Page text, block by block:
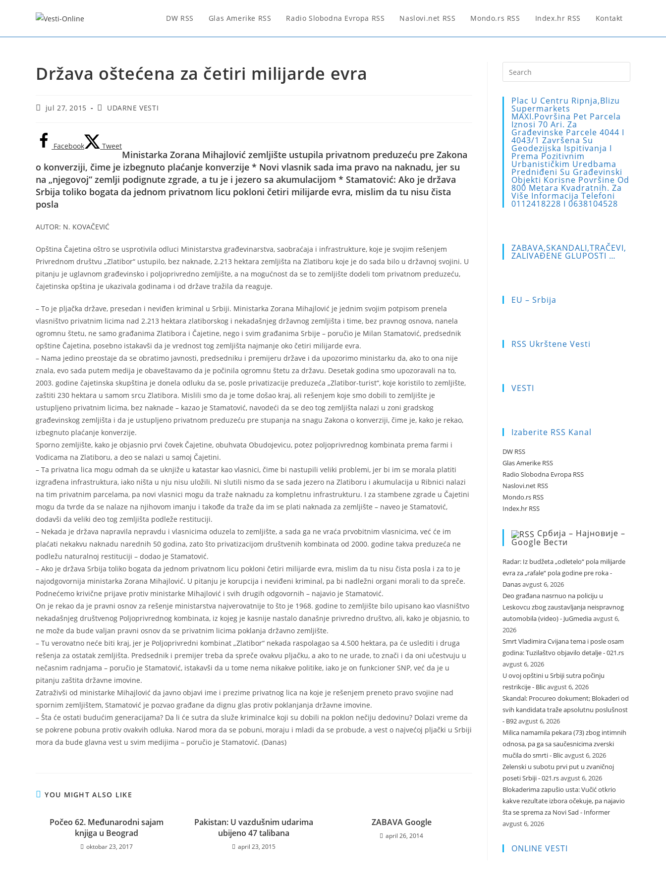
DW RSS Glas Amerike RSS Radio Slobodna Evropa RSS Naslovi.net RSS Mondo.rs RSS Index.hr RSS Kontakt
Država oštećena za četiri milijarde evra
Postjul 27, 2015
PostUDARNE VESTI
Facebook Tweet
Ministarka Zorana Mihajlović zemljište ustupila privatnom preduzeću pre Zakona
o konverziji, čime je izbegnuto plaćanje konverzije * Novi vlasnik sada ima pravo na naknadu, jer su
na „njegovoj“ zemlji podignute zgrade, a tu je i jezero sa akumulacijom * Stamatović: Ako je država
Srbija toliko bogata da jednom privatnom licu pokloni četiri milijarde evra, mislim da tu nisu čista
posla
AUTOR: N. KOVAČEVIĆ
Opština Čajetina oštro se usprotivila odluci Ministarstva građevinarstva, saobraćaja i infrastrukture, koje je svojim rešenjem
Privrednom društvu „Zlatibor“ ustupilo, bez naknade, 2.213 hektara zemljišta na Zlatiboru koje je do sada bilo u državnoj svojini. U
pitanju je uglavnom građevinsko i poljoprivredno zemljište, a na mogućnost da se to zemljište dodeli tom privatnom preduzeću,
čajetinska opština je ukazivala godinama i od države tražila da reaguje.
– To je pljačka države, presedan i neviđen kriminal u Srbiji. Ministarka Zorana Mihajlović je jednim svojim potpisom prenela
vlasništvo privatnim licima nad 2.213 hektara zlatiborskog i nekadašnjeg državnog zemljišta i time, bez pravnog osnova, nanela
ogromnu štetu, ne samo građanima Zlatibora i Čajetine, nego i svim građanima Srbije – poručio je Milan Stamatović, predsednik
opštine Čajetina, posebno istakavši da je vrednost tog zemljišta najmanje oko četiri milijarde evra.
– Nama jedino preostaje da se obratimo javnosti, predsedniku i premijeru države i da upozorimo ministarku da, ako to ona nije
znala, evo sada putem medija je obaveštavamo da je počinila ogromnu štetu za državu. Desetak godina smo upozoravali na to,
2003. godine čajetinska skupština je donela odluku da se, posle privatizacije preduzeća „Zlatibor-turist“, koje koristilo to zemljište,
zaštiti 230 hektara u samom srcu Zlatibora. Mislili smo da je tome došao kraj, ali rešenjem koje smo dobili to zemljište je
ustupljeno privatnim licima, bez naknade – kazao je Stamatović, navodeći da se deo tog zemljišta nalazi u zoni gradskog
građevinskog zemljišta i da je ustupljeno privatnom preduzeću pre stupanja na snagu Zakona o konverziji, čime je, kako je rekao,
izbegnuto plaćanje konverzije.
Sporno zemljište, kako je objasnio prvi čovek Čajetine, obuhvata Obudojevicu, potez poljoprivrednog kombinata prema farmi i
Vodicama na Zlatiboru, a deo se nalazi u samoj Čajetini.
– Ta privatna lica mogu odmah da se uknjiže u katastar kao vlasnici, čime bi nastupili veliki problemi, jer bi im se morala platiti
izgrađena infrastruktura, iako ništa u nju nisu uložili. Ni slutili nismo da se sada jezero na Zlatiboru i akumulacija u Ribnici nalazi
na tim privatnim parcelama, pa novi vlasnici mogu da traže naknadu za kompletnu infrastrukturu. I za stambene zgrade u Čajetini
mogu da tvrde da se nalaze na njihovom imanju i takođe da traže da im se plati naknada za zemljište – naveo je Stamatović,
dodavši da veliki deo tog zemljišta podleže restituciji.
– Nekada je država napravila nepravdu i vlasnicima oduzela to zemljište, a sada ga ne vraća prvobitnim vlasnicima, već će im
plaćati nekakvu naknadu narednih 50 godina, zato što privatizacijom društvenih kombinata od 2000. godine takva preduzeća ne
podležu naturalnoj restituciji – dodao je Stamatović.
– Ako je država Srbija toliko bogata da jednom privatnom licu pokloni četiri milijarde evra, mislim da tu nisu čista posla i za to je
najodgovornija ministarka Zorana Mihajlović. U pitanju je korupcija i neviđeni kriminal, pa bi nadležni organi morali to da spreče.
Podnećemo krivične prijave protiv ministarke Mihajlović i svih drugih odgovornih – najavio je Stamatović.
On je rekao da je pravni osnov za rešenje ministarstva najverovatnije to što je 1968. godine to zemljište bilo upisano kao vlasništvo
nekadašnjeg društvenog Poljoprivrednog kombinata, iz kojeg je kasnije nastalo današnje privredno društvo, ali, kako je objasnio, to
ne može da bude valjan pravni osnov da se privatnim licima poklanja državno zemljište.
– Tu verovatno neće biti kraj, jer je Poljoprivredni kombinat „Zlatibor“ nekada raspolagao sa 4.500 hektara, pa će uslediti i druga
rešenja za ostatak zemljišta. Predsednik i premijer treba da spreče ovakvu pljačku, a ako to ne urade, to znači i da oni učestvuju u
nečasnim radnjama – poručio je Stamatović, istakavši da u tome nema nikakve politike, iako je on funkcioner SNP, već da je u
pitanju zaštita državne imovine.
Zatraživši od ministarke Mihajlović da javno objavi ime i prezime privatnog lica na koje je rešenjem preneto pravo svojine nad
spornim zemljištem, Stamatović je pozvao građane da dignu glas protiv poklanjanja državne imovine.
– Šta će ostati budućim generacijama? Da li će sutra da služe kriminalce koji su dobili na poklon nečiju dedovinu? Dolazi vreme da
se pokrene pobuna protiv ovakvih odluka. Narod mora da se pobuni, moraju i mladi da se probude, a vest o najvećoj pljački u Srbiji
mora da bude glavna vest u svim medijima – poručio je Stamatović. (Danas)
YOU MIGHT ALSO LIKE
Počeo 62. Međunarodni sajam
knjiga u Beograd
oktobar 23, 2017
Pakistan: U vazdušnim udarima
ubijeno 47 talibana
april 23, 2015
ZABAVA Google
april 26, 2014
Escape
Plac U Centru Ripnja,blizu
Supermarkets
MAXI.Površina Pet Parcela
Iznosi 70 Ari. Za
Građevinske Parcele 4044 I
4043/1 Završena Su
Geodezijska Ispitivanja I
Prema Pozitivnim
Urbanističkim Uredbama
Predniđeni Su Građevinski
Objekti Korisne Površine Od
800 Metara Kvadratnih. Za
Više Informacija Telefoni
0112418228 I 0638104528
ZABAVA,SKANDALI,TRAČEVI,
ZALIVAĐENE GLUPOSTI …
EU – Srbija
RSS Ukrštene Vesti
VESTI
Izaberite RSS Kanal
DW RSS
Glas Amerike RSS
Radio Slobodna Evropa RSS
Naslovi.net RSS
Mondo.rs RSS
Index.hr RSS
Србија – Најновије –
Google Вести
Radar: Iz budžeta „odletelo“ pola milijarde
evra za „rafale“ pola godine pre roka -
Danasavgust 6, 2026
Deo građana nasrnuo na policiju u
Leskovcu zbog zaustavljanja neispravnog
automobila (video) - JuGmediaavgust 6,
2026
Smrt Vladimira Cvijana tema i posle osam
godina: Tuzilaštvo objavilo detalje - 021.rs
avgust 6, 2026
U ovoj opštini u Srbiji sutra počinju
restrikcije - Blicavgust 6, 2026
Skandal: Procureo dokument; Blokaderi od
svih kandidata traže apsolutnu poslušnost
- B92avgust 6, 2026
Milica namamila pekara (73) zbog intimnih
odnosa, pa ga sa saučesnicima zverski
mučila do smrti - Blicavgust 6, 2026
Zelenski u subotu prvi put u zvaničnoj
poseti Srbiji - 021.rsavgust 6, 2026
Blokaderima zapušio usta: Vučić otkrio
kakve rezultate izbora očekuje, pa najavio
šta se sprema za Novi Sad - Informer
avgust 6, 2026
ONLINE VESTI